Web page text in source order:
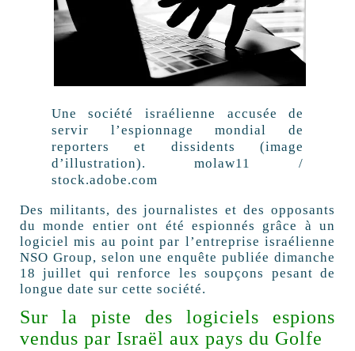
Une société israélienne accusée de
servir l’espionnage mondial de
reporters et dissidents (image
d’illustration). molaw11 /
stock.adobe.com
Des militants, des journalistes et des opposants
du monde entier ont été espionnés grâce à un
logiciel mis au point par l’entreprise israélienne
NSO Group, selon une enquête publiée dimanche
18 juillet qui renforce les soupçons pesant de
longue date sur cette société.
Sur la piste des logiciels espions
vendus par Israël aux pays du Golfe